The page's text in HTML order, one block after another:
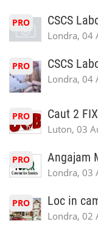
PRO CSCS
Londra, 04
PRO CSCS
Londra, 04
PRO Caut 2
Luton, 03
PRO Angajam
Londra, 03
PRO Loc in
Londra, 02